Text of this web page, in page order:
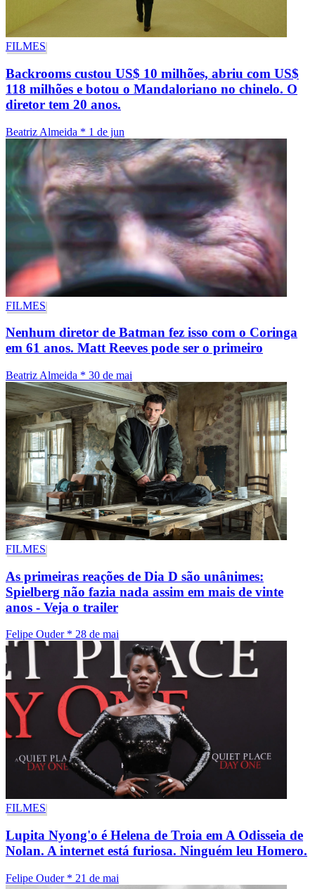
FILMES
Backrooms custou US$ 10 milhões, abriu com US$
118 milhões e botou o Mandaloriano no chinelo. O
diretor tem 20 anos.
Beatriz Almeida * 1 de jun
FILMES
Nenhum diretor de Batman fez isso com o Coringa
em 61 anos. Matt Reeves pode ser o primeiro
Beatriz Almeida * 30 de mai
FILMES
As primeiras reações de Dia D são unânimes:
Spielberg não fazia nada assim em mais de vinte
anos - Veja o trailer
Felipe Ouder * 28 de mai
FILMES
Lupita Nyong'o é Helena de Troia em A Odisseia de
Nolan. A internet está furiosa. Ninguém leu Homero.
Felipe Ouder * 21 de mai